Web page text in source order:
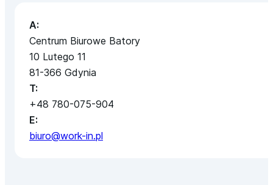
A:
Centrum Biurowe Batory
10 Lutego 11
81-366 Gdynia
T:
+48 780-075-904
E:
biuro@work-in.pl